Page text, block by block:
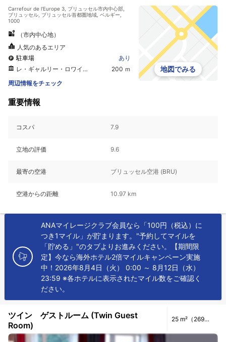
Carrefour de l'Europe 3, ブリュッセル市内中心部,
ブリュッセル, ブリュッセル首都圏地域, ベルギー,
1000
（市内中心地）
人気のあるエリア
駐車場
あり
レ・ギャルリー・ロワイヤル・サン＝ユベール
200 ｍ
周辺情報をチェック
地図でみる
重要情報
コスパ 7.9
立地の評価 9.6
最寄の空港 ブリュッセル空港 (BRU)
空港からの距離 10.97 km
ANAマイレージクラブ会員なら「100円（税込）に
つき1マイル」が貯まります。"予約してマイルを
「貯める」"のタブよりお進みください。【期間限
定】今なら海外ホテル2倍マイルキャンペーン実施
中！2026年8月4日（火） 0:00 ～ 8月12日（水）
23:59 ※各ホテルに表示されたマイル数をご確認く
ださい。
ツイン ゲストルーム (Twin Guest
Room)
25 m²（269